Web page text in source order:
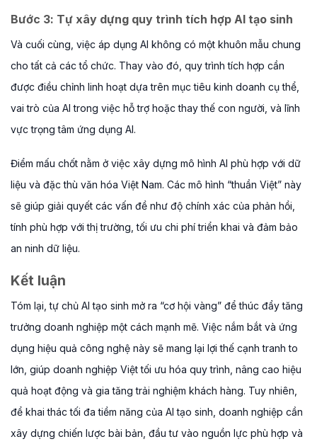
Bước 3: Tự xây dựng quy trình tích hợp AI tạo sinh
Và cuối cùng, việc áp dụng AI không có một khuôn mẫu chung
cho tất cả các tổ chức. Thay vào đó, quy trình tích hợp cần
được điều chỉnh linh hoạt dựa trên mục tiêu kinh doanh cụ thể,
vai trò của AI trong việc hỗ trợ hoặc thay thế con người, và lĩnh
vực trọng tâm ứng dụng AI.
Điểm mấu chốt nằm ở việc xây dựng mô hình AI phù hợp với dữ
liệu và đặc thù văn hóa Việt Nam. Các mô hình “thuần Việt” này
sẽ giúp giải quyết các vấn đề như độ chính xác của phản hồi,
tính phù hợp với thị trường, tối ưu chi phí triển khai và đảm bảo
an ninh dữ liệu.
Kết luận
Tóm lại, tự chủ AI tạo sinh mở ra “cơ hội vàng” để thúc đẩy tăng
trưởng doanh nghiệp một cách mạnh mẽ. Việc nắm bắt và ứng
dụng hiệu quả công nghệ này sẽ mang lại lợi thế cạnh tranh to
lớn, giúp doanh nghiệp Việt tối ưu hóa quy trình, nâng cao hiệu
quả hoạt động và gia tăng trải nghiệm khách hàng. Tuy nhiên,
để khai thác tối đa tiềm năng của AI tạo sinh, doanh nghiệp cần
xây dựng chiến lược bài bản, đầu tư vào nguồn lực phù hợp và